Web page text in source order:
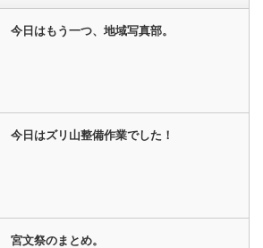
今日はもう一つ、地域写真部。
今日はズリ山整備作業でした！
宮文祭のまとめ。